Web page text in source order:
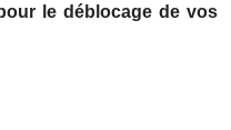
le déblocage de vos